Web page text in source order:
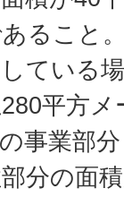
ること
ている
平方メ
事業部
分の面